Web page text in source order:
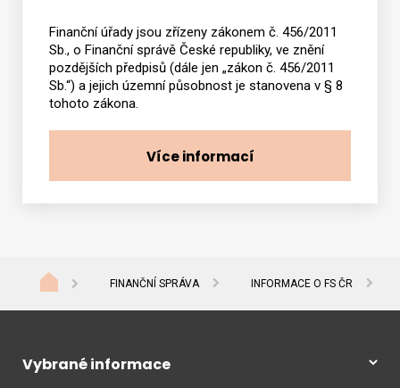
Finanční úřady jsou zřízeny zákonem č. 456/2011
Sb., o Finanční správě České republiky, ve znění
pozdějších předpisů (dále jen „zákon č. 456/2011
Sb.“) a jejich územní působnost je stanovena v § 8
tohoto zákona.
Více informací
FINANČNÍ SPRÁVA INFORMACE O FS ČR
Vybrané informace